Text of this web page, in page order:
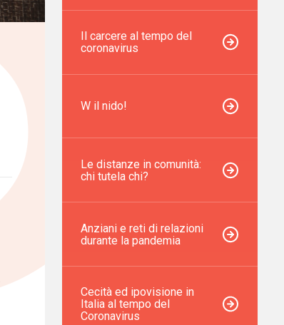
Il carcere al tempo del
coronavirus
W il nido!
Le distanze in comunità:
chi tutela chi?
Anziani e reti di relazioni
durante la pandemia
Cecità ed ipovisione in
Italia al tempo del
Coronavirus